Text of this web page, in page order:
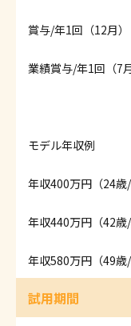
賞与/年1回（12月）
業績賞与/年1回（7
モデル年収例
年収400万円（24歳/
年収440万円（42歳/
年収580万円（49歳/
試用期間